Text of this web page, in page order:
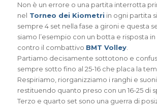
Non è un errore o una partita interrotta
nel Torneo dei Kiometri in ogni partita
sempre 4 set nella fase a gironi e questa
siamo l’esempio con un botta e risposta
contro il combattivo BMT Volley.
Partiamo decisamente sottotono e
sempre sotto fino al 25-16 che placa la
Respiriamo, riorganizziamo i ranghi e
restituendo quanto preso con un 16-25 di
Terzo e quarto set sono una guerra di